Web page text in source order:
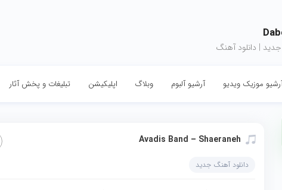
| دانلود آهنگ
موزیک ویدیو آرشیو آلبوم وبلاگ اپلیکیشن تبلیغات و پخش آثار
Avadis Band – Shaeraneh
دانلود آهنگ جدید